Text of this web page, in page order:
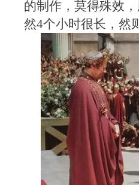
的制作，莫得殊效
然4个小时很长，然